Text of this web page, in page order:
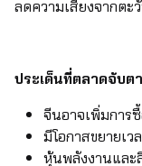
ลดความเสี่ยงจากตะ
ประเด็นที่ตลาดจับต
จีนอาจเพิ่มการ
มีโอกาสขยายเ
หุ้นพลังงานและ